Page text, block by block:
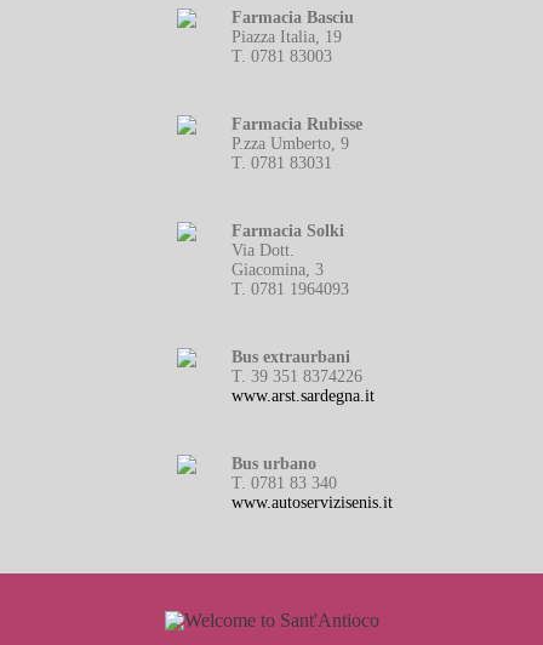
Farmacia Basciu
Piazza Italia, 19
T. 0781 83003
Farmacia Rubisse
P.zza Umberto, 9
T. 0781 83031
Farmacia Solki
Via Dott.
Giacomina, 3
T. 0781 1964093
Bus extraurbani
T. 39 351 8374226
www.arst.sardegna.it
Bus urbano
T. 0781 83 340
www.autoservizisenis.it